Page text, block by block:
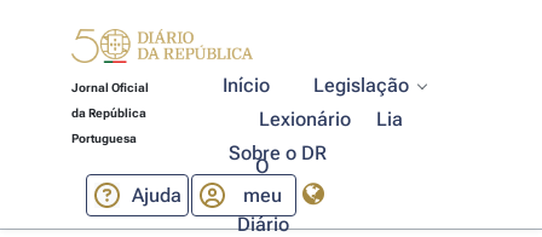
Jornal Oficial
da República
Portuguesa
Início
Legislação
Lexionário
Lia
Sobre o DR
Ajuda
O
meu
Diário